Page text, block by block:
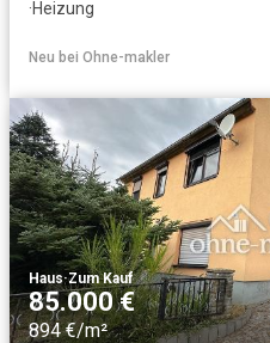
·Heizung
Neu bei Ohne-makler
Haus·Zum Kauf
85.000 €
894 €/m²